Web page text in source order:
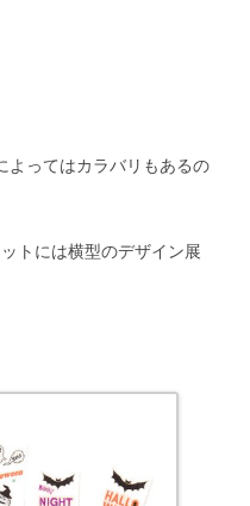
よってはカラバリもあるの
トには横型のデザイン展